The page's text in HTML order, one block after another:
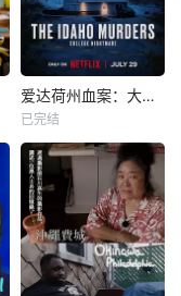
爱达荷州血案：大学梦魇
已完结